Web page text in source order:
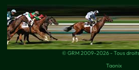
© GRM 2009-2026 - Tous
Taonix